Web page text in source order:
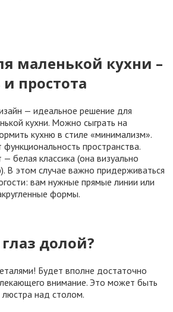
маленькой кухни –
простота
— идеальное решение для
кухни. Можно сыграть на
кухню в стиле «минимализм».
пространства.
белая классика (она визуально
В этом случае важно придерживаться
вам нужные прямые линии или
формы.
долой?
Будет вполне достаточно
внимание. Это может быть
над столом.